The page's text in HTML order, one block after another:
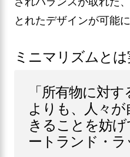
とれたデザインが可能
ミニマリズムと
「所有物に対
よりも、人々
きることを妨
ートランド・